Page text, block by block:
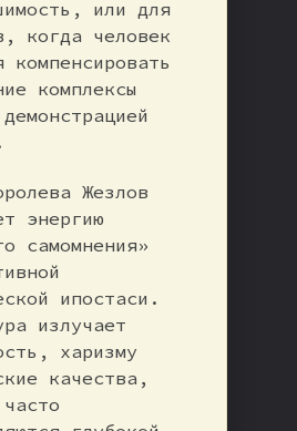
или для
когда человек
компенсировать
комплексы
Жезлов
энергию
самомнения»
ипостаси.
излучает
харизму
качества,